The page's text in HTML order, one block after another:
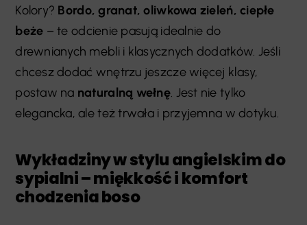
Kolory? Bordo, granat, oliwkowa zieleń, ciepłe
beże – te odcienie pasują idealnie do
drewnianych mebli i klasycznych dodatków. Jeśli
chcesz dodać wnętrzu jeszcze więcej klasy,
postaw na naturalną wełnę. Jest nie tylko
elegancka, ale też trwała i przyjemna w dotyku.
Wykładziny w stylu angielskim do
sypialni – miękkość i komfort
chodzenia boso